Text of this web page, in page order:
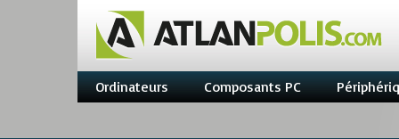
Ordinateurs Composants PC